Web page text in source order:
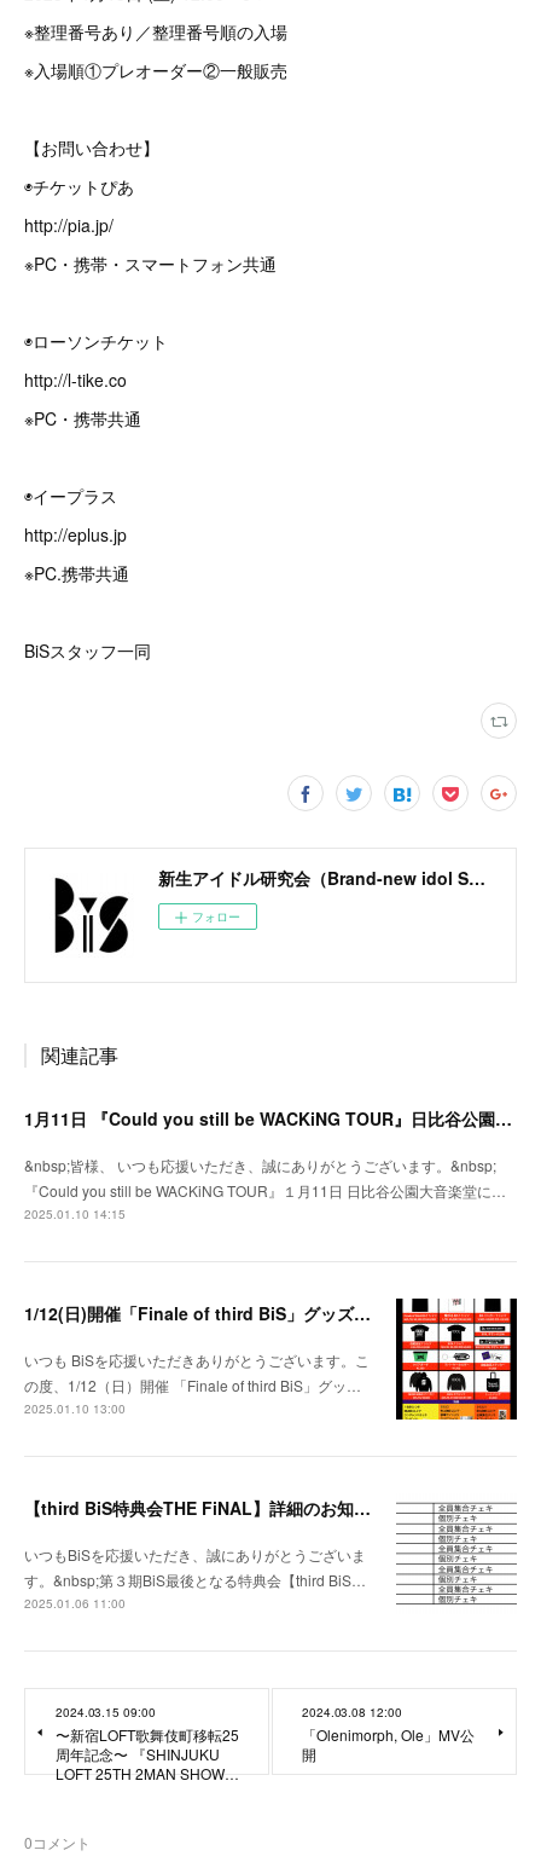
※整理番号あり／整理番号順の入場
※入場順①プレオーダー②一般販売
【お問い合わせ】
◉チケットぴあ
http://pia.jp/
※PC・携帯・スマートフォン共通
◉ローソンチケット
http://l-tike.co
※PC・携帯共通
◉イープラス
http://eplus.jp
※PC.携帯共通
BiSスタッフ一同
新生アイドル研究会（Brand-new idol Society）公式サイト / BiS OFFICIAL SITE
フォロー
関連記事
1月11日 『Could you still be WACKiNG TOUR』日比谷公園大音楽堂にてグッズ販売決定！
&nbsp;皆様、 いつも応援いただき、誠にありがとうございます。&nbsp;
『Could you still be WACKiNG TOUR』１月11日 日比谷公園大音楽堂に…
2025.01.10 14:15
1/12(日)開催「Finale of third BiS」グッズ販売時間・チケット特典のお知らせ
いつも BiSを応援いただきありがとうございます。こ
の度、1/12（日）開催 「Finale of third BiS」グッ…
2025.01.10 13:00
【third BiS特典会THE FiNAL】詳細のお知らせ
いつもBiSを応援いただき、誠にありがとうございま
す。&nbsp;第３期BiS最後となる特典会【third BiS…
2025.01.06 11:00
2024.03.15 09:00
〜新宿LOFT歌舞伎町移転25
周年記念〜 『SHINJUKU
LOFT 25TH 2MAN SHOW…
2024.03.08 12:00
「Olenimorph, Ole」MV公
開
0コメント